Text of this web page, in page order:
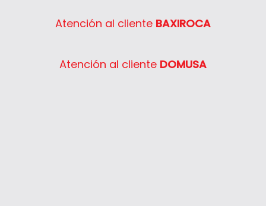
Atención al cliente BAXIROCA
Atención al cliente DOMUSA